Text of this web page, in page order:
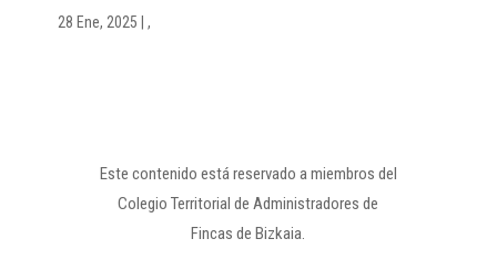
28 Ene, 2025 ,
Este contenido está reservado a miembros del
Colegio Territorial de Administradores de
Fincas de Bizkaia.